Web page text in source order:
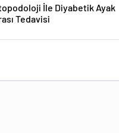
İle Diyabetik Ayak
Tedavisi